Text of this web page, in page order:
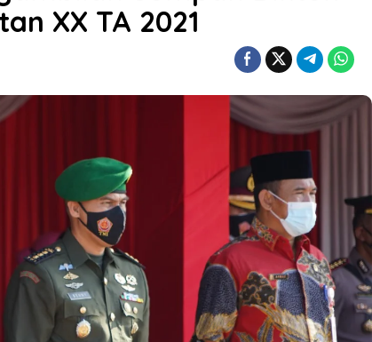
XX TA 2021